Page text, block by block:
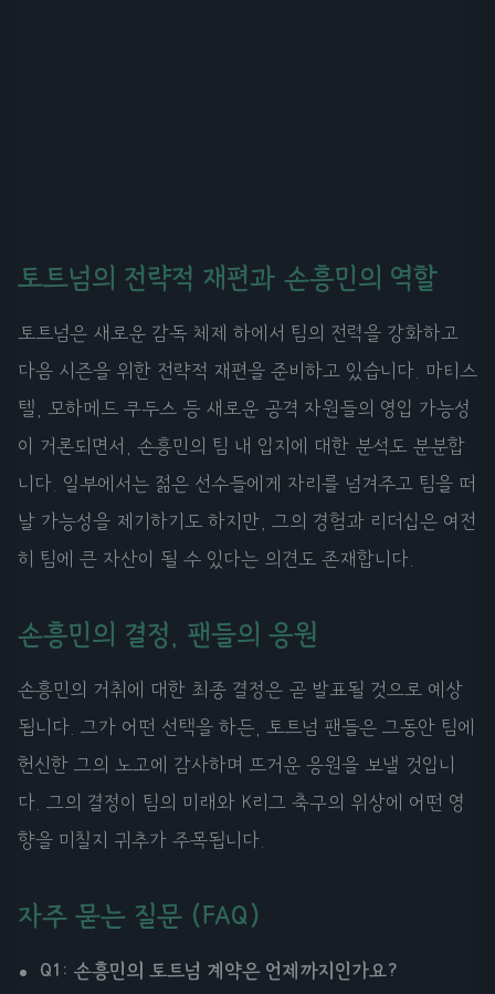
토트넘의 전략적 재편과 손흥민의 역할
토트넘은 새로운 감독 체제 하에서 팀의 전력을 강화하고
다음 시즌을 위한 전략적 재편을 준비하고 있습니다. 마티스
텔, 모하메드 쿠두스 등 새로운 공격 자원들의 영입 가능성
이 거론되면서, 손흥민의 팀 내 입지에 대한 분석도 분분합
니다. 일부에서는 젊은 선수들에게 자리를 넘겨주고 팀을 떠
날 가능성을 제기하기도 하지만, 그의 경험과 리더십은 여전
히 팀에 큰 자산이 될 수 있다는 의견도 존재합니다.
손흥민의 결정, 팬들의 응원
손흥민의 거취에 대한 최종 결정은 곧 발표될 것으로 예상
됩니다. 그가 어떤 선택을 하든, 토트넘 팬들은 그동안 팀에
헌신한 그의 노고에 감사하며 뜨거운 응원을 보낼 것입니
다. 그의 결정이 팀의 미래와 K리그 축구의 위상에 어떤 영
향을 미칠지 귀추가 주목됩니다.
자주 묻는 질문 (FAQ)
Q1: 손흥민의 토트넘 계약은 언제까지인가요?